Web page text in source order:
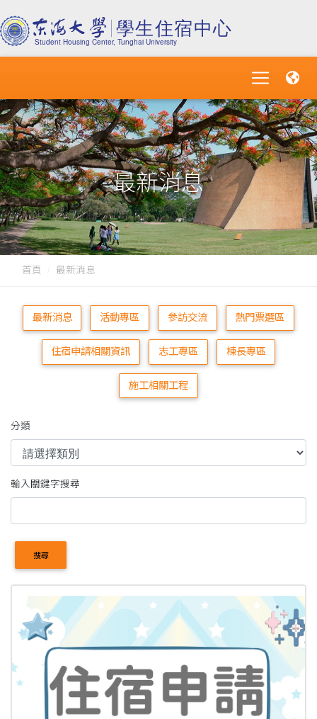
最新消息
首頁 最新消息
最新消息 活動專區 參訪交流 熱門票選區
住宿申請相關資訊 志工專區 棟長專區
施工相關工程
分類
輸入關鍵字搜尋
搜尋